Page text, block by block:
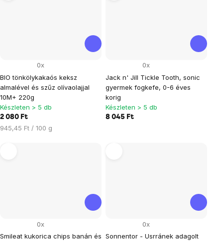
BIO tönkölykakaós keksz
almalével és szűz olívaolajjal
10M+ 220g
0x
Készleten > 5 db
2 080 Ft
Egységár:
945,45 Ft / 100 g
Jack n' Jill Tickle Tooth, sonic
gyermek fogkefe, 0-6 éves
korig
0x
Készleten > 5 db
8 045 Ft
Smileat kukorica chips banán és
0x
Sonnentor - Usrránek adagolt
0x